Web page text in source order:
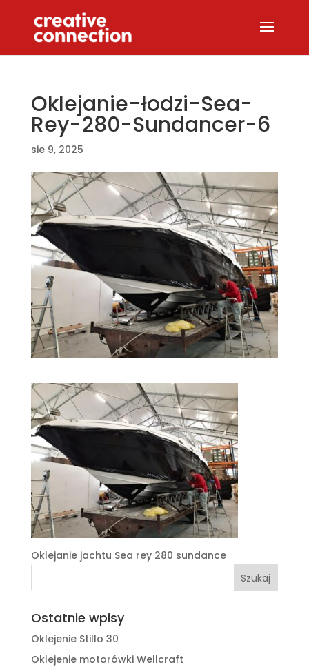
Oklejanie-łodzi-Sea-
Rey-280-Sundancer-6
sie 9, 2025
Oklejanie jachtu Sea rey 280 sundance
Ostatnie wpisy
Oklejenie Stillo 30
Oklejenie motorówki Wellcraft